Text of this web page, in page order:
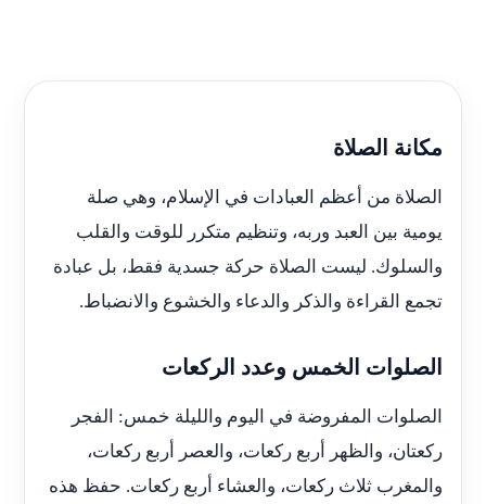
مكانة الصلاة
الصلاة من أعظم العبادات في الإسلام، وهي صلة
يومية بين العبد وربه، وتنظيم متكرر للوقت والقلب
والسلوك. ليست الصلاة حركة جسدية فقط، بل عبادة
تجمع القراءة والذكر والدعاء والخشوع والانضباط.
الصلوات الخمس وعدد الركعات
الصلوات المفروضة في اليوم والليلة خمس: الفجر
ركعتان، والظهر أربع ركعات، والعصر أربع ركعات،
والمغرب ثلاث ركعات، والعشاء أربع ركعات. حفظ هذه